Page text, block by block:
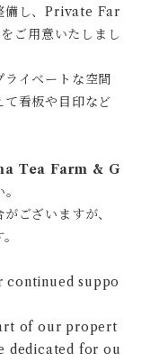
備し、Private Far
ご用意いたしまし
イベートな空間
て看板や目印など
Tea Farm & G
ございますが、
suppo
of our propert
dedicated for ou